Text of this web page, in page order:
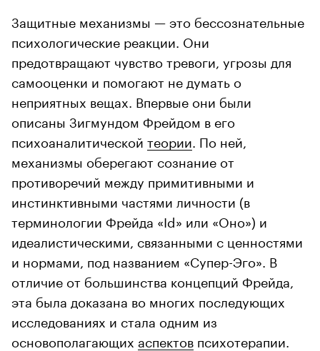
Защитные механизмы — это бессознательные
психологические реакции. Они
предотвращают чувство тревоги, угрозы для
самооценки и помогают не думать о
неприятных вещах. Впервые они были
описаны Зигмундом Фрейдом в его
психоаналитической теории . По ней,
механизмы оберегают сознание от
противоречий между примитивными и
инстинктивными частями личности (в
терминологии Фрейда «Id» или «Оно») и
идеалистическими, связанными с ценностями
и нормами, под названием «Супер-Эго». В
отличие от большинства концепций Фрейда,
эта была доказана во многих последующих
исследованиях и стала одним из
основополагающих аспектов психотерапии.